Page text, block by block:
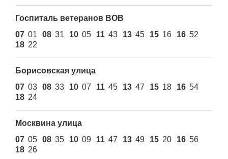
Госпиталь ветеранов ВОВ
07 01 08 31 10 05 11 43 13 45 15 16 16 52
18 22
Борисовская улица
07 03 08 33 10 07 11 45 13 47 15 18 16 54
18 24
Москвина улица
07 05 08 35 10 09 11 47 13 49 15 20 16 56
18 26